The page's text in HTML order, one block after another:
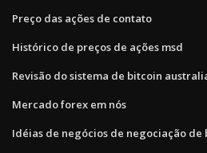
Preço das ações de contato
Histórico de preços de ações msd
Revisão do sistema de bitcoin
Mercado forex em nós
Idéias de negócios de negociação de